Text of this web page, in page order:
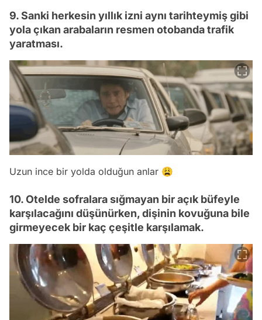
9. Sanki herkesin yıllık izni aynı tarihteymiş gibi
yola çıkan arabaların resmen otobanda trafik
yaratması.
Uzun ince bir yolda olduğun anlar 😩
10. Otelde sofralara sığmayan bir açık büfeyle
karşılacağını düşünürken, dişinin kovuğuna bile
girmeyecek bir kaç çeşitle karşılamak.